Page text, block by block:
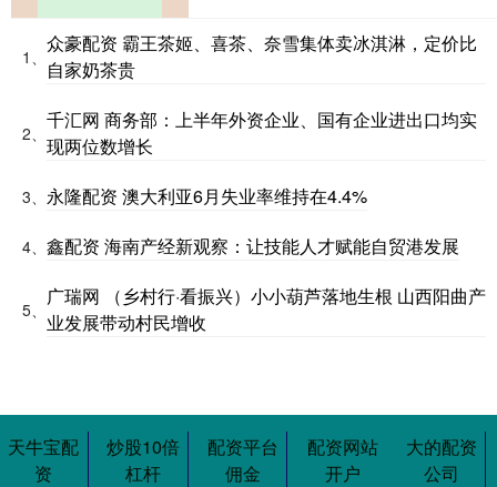
1、
众豪配资 霸王茶姬、喜茶、奈雪集体卖冰淇淋，定价比
自家奶茶贵
2、
千汇网 商务部：上半年外资企业、国有企业进出口均实
现两位数增长
3、 永隆配资 澳大利亚6月失业率维持在4.4%
4、 鑫配资 海南产经新观察：让技能人才赋能自贸港发展
5、
广瑞网 （乡村行·看振兴）小小葫芦落地生根 山西阳曲产
业发展带动村民增收
天牛宝配
资
炒股10倍
杠杆
配资平台
佣金
配资网站
开户
大的配资
公司